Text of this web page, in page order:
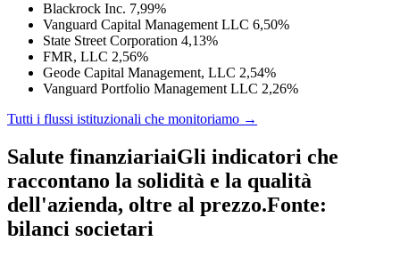
Blackrock Inc. 7,99%
Vanguard Capital Management LLC 6,50%
State Street Corporation 4,13%
FMR, LLC 2,56%
Geode Capital Management, LLC 2,54%
Vanguard Portfolio Management LLC 2,26%
Tutti i flussi istituzionali che monitoriamo →
Salute finanziariaiGli indicatori che
raccontano la solidità e la qualità
dell'azienda, oltre al prezzo.Fonte:
bilanci societari